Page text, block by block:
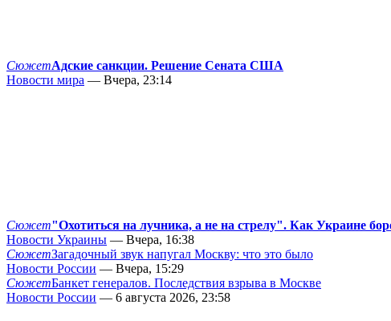
СюжетАдские санкции. Решение Сената США
Новости мира — Вчера, 23:14
Сюжет"Охотиться на лучника, а не на стрелу". Как Украине
Новости Украины — Вчера, 16:38
СюжетЗагадочный звук напугал Москву: что это было
Новости России — Вчера, 15:29
СюжетБанкет генералов. Последствия взрыва в Москве
Новости России — 6 августа 2026, 23:58